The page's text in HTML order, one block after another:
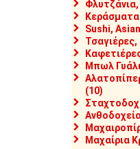
Κεράσματα
Sushi,
Τσαγιέρες,
Μπωλ
(10)
Μαχαίρια